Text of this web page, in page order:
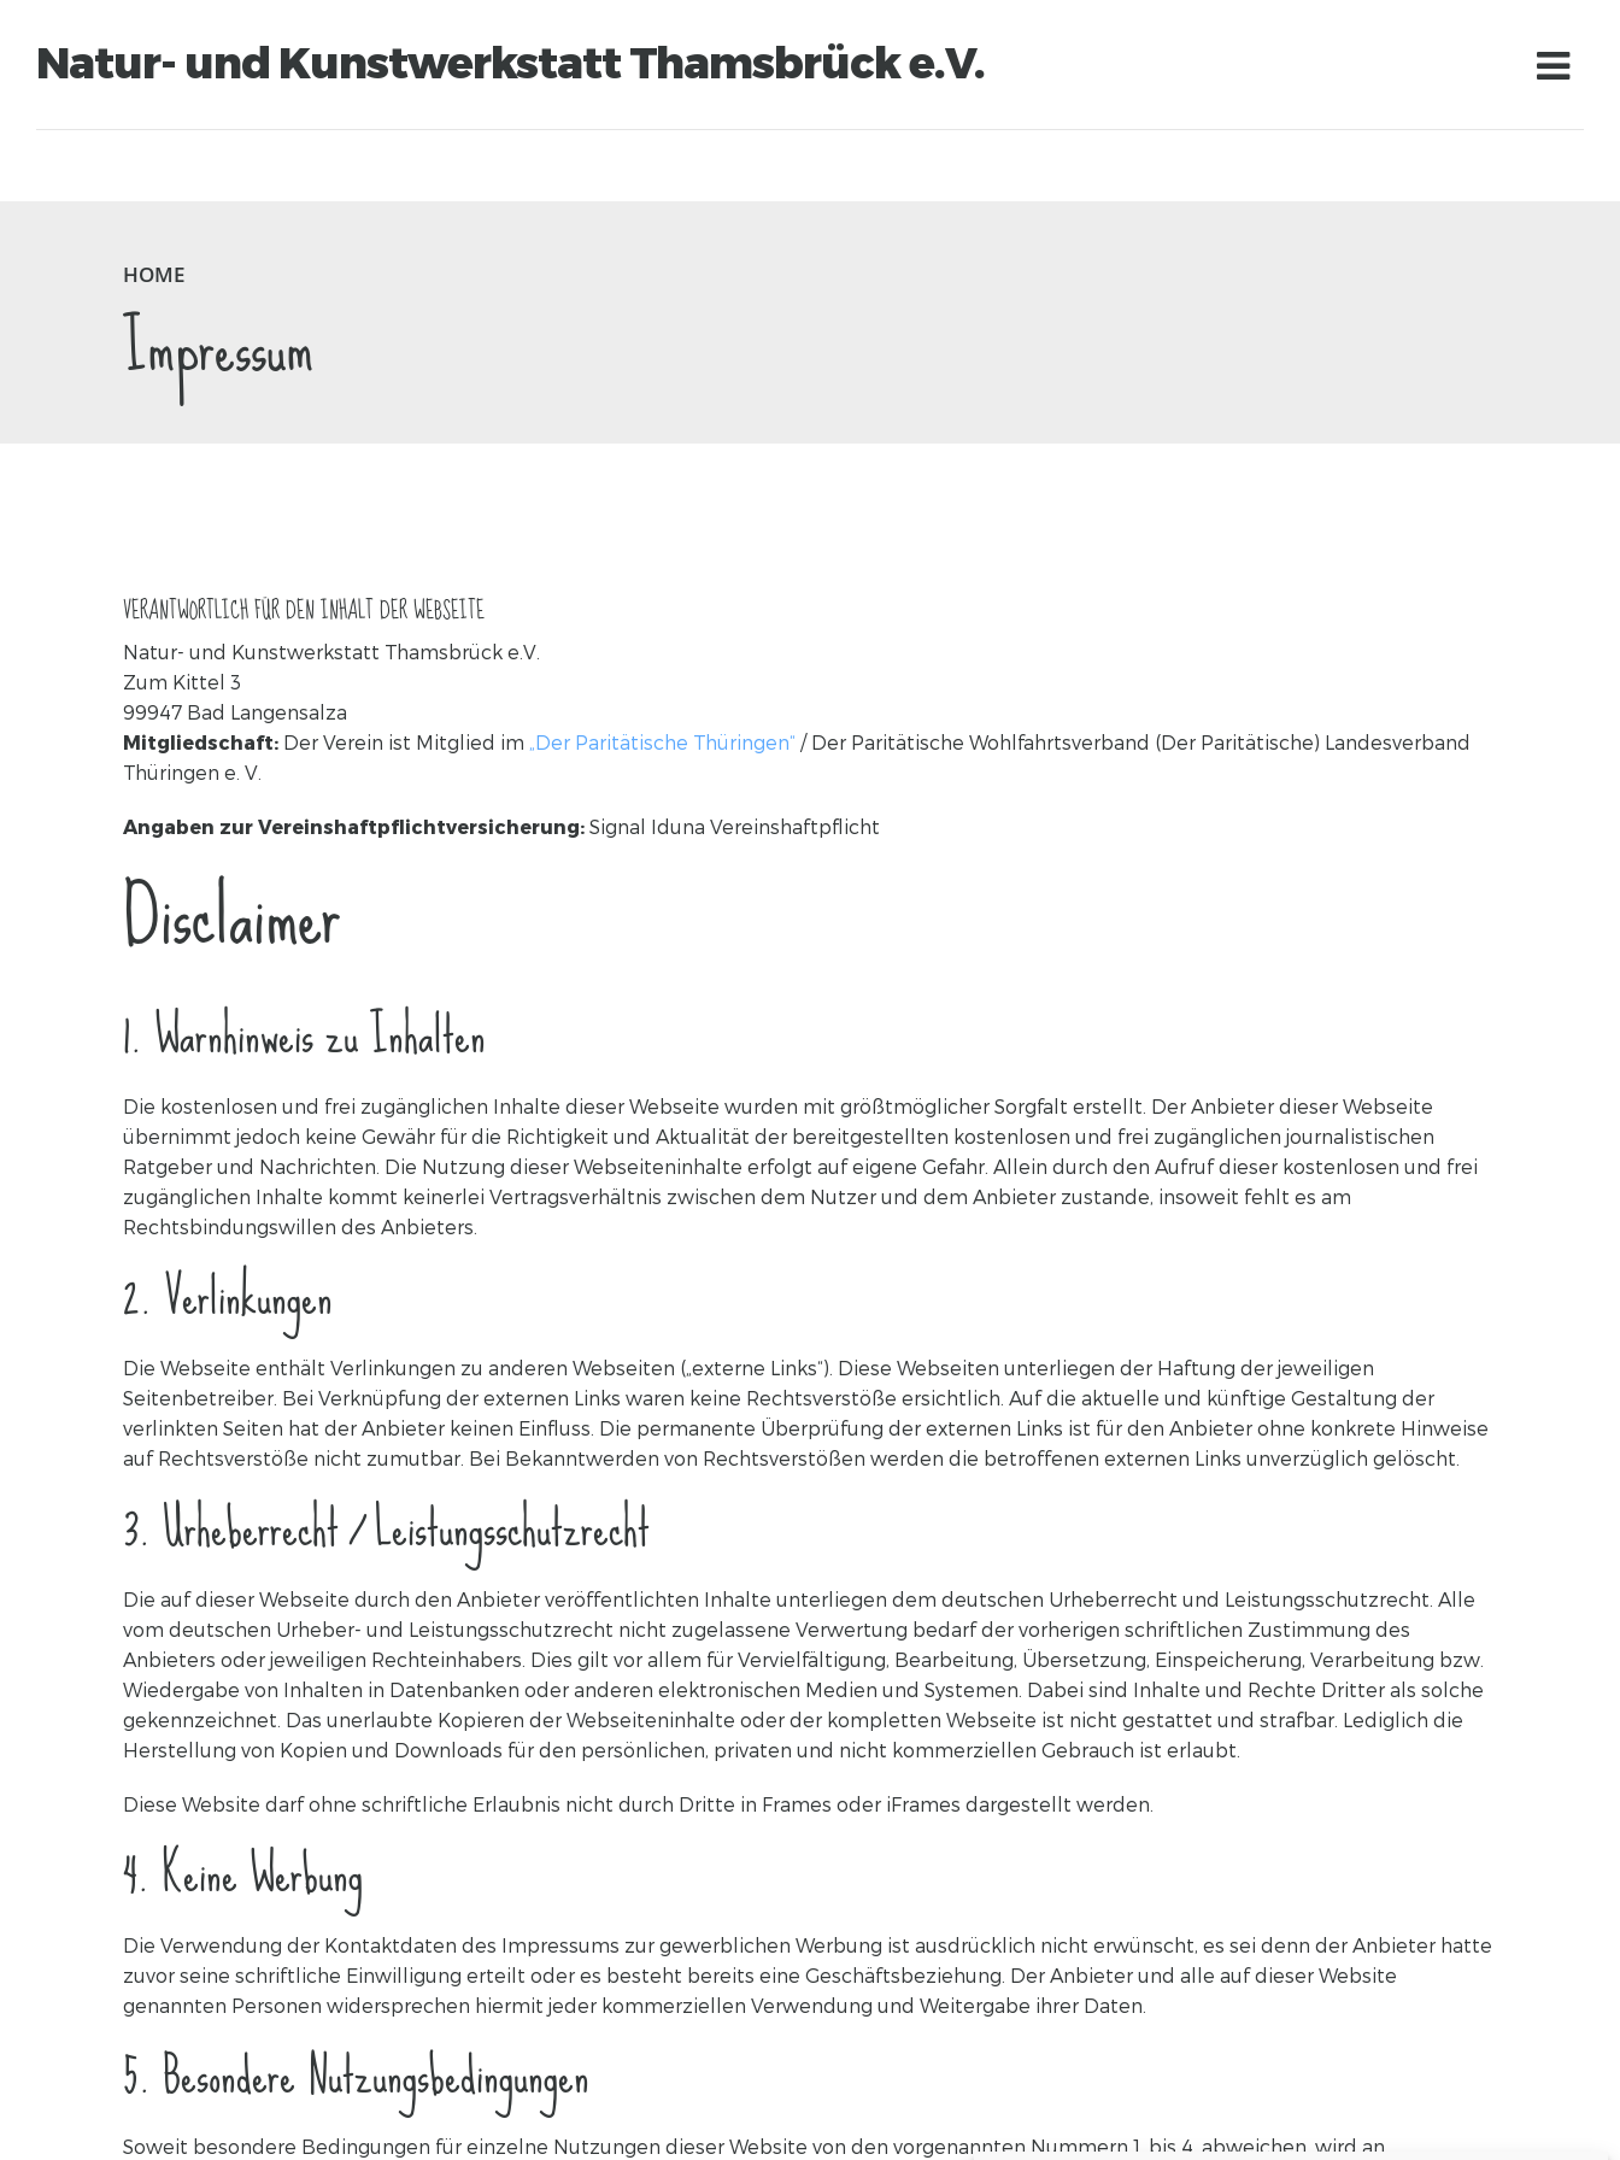
Natur- und Kunstwerkstatt Thamsbrück e.V.
HOME
Impressum
VERANTWORTLICH FÜR DEN INHALT DER WEBSEITE
Natur- und Kunstwerkstatt Thamsbrück e.V.
Zum Kittel 3
99947 Bad Langensalza
Mitgliedschaft: Der Verein ist Mitglied im „Der Paritätische Thüringen“ / Der Paritätische Wohlfahrtsverband (Der Paritätische) Landesverband
Thüringen e. V.
Angaben zur Vereinshaftpflichtversicherung: Signal Iduna Vereinshaftpflicht
Disclaimer
1. Warnhinweis zu Inhalten
Die kostenlosen und frei zugänglichen Inhalte dieser Webseite wurden mit größtmöglicher Sorgfalt erstellt. Der Anbieter dieser Webseite
übernimmt jedoch keine Gewähr für die Richtigkeit und Aktualität der bereitgestellten kostenlosen und frei zugänglichen journalistischen
Ratgeber und Nachrichten. Die Nutzung dieser Webseiteninhalte erfolgt auf eigene Gefahr. Allein durch den Aufruf dieser kostenlosen und frei
zugänglichen Inhalte kommt keinerlei Vertragsverhältnis zwischen dem Nutzer und dem Anbieter zustande, insoweit fehlt es am
Rechtsbindungswillen des Anbieters.
2. Verlinkungen
Die Webseite enthält Verlinkungen zu anderen Webseiten („externe Links“). Diese Webseiten unterliegen der Haftung der jeweiligen
Seitenbetreiber. Bei Verknüpfung der externen Links waren keine Rechtsverstöße ersichtlich. Auf die aktuelle und künftige Gestaltung der
verlinkten Seiten hat der Anbieter keinen Einfluss. Die permanente Überprüfung der externen Links ist für den Anbieter ohne konkrete Hinweise
auf Rechtsverstöße nicht zumutbar. Bei Bekanntwerden von Rechtsverstößen werden die betroffenen externen Links unverzüglich gelöscht.
3. Urheberrecht / Leistungsschutzrecht
Die auf dieser Webseite durch den Anbieter veröffentlichten Inhalte unterliegen dem deutschen Urheberrecht und Leistungsschutzrecht. Alle
vom deutschen Urheber- und Leistungsschutzrecht nicht zugelassene Verwertung bedarf der vorherigen schriftlichen Zustimmung des
Anbieters oder jeweiligen Rechteinhabers. Dies gilt vor allem für Vervielfältigung, Bearbeitung, Übersetzung, Einspeicherung, Verarbeitung bzw.
Wiedergabe von Inhalten in Datenbanken oder anderen elektronischen Medien und Systemen. Dabei sind Inhalte und Rechte Dritter als solche
gekennzeichnet. Das unerlaubte Kopieren der Webseiteninhalte oder der kompletten Webseite ist nicht gestattet und strafbar. Lediglich die
Herstellung von Kopien und Downloads für den persönlichen, privaten und nicht kommerziellen Gebrauch ist erlaubt.
Diese Website darf ohne schriftliche Erlaubnis nicht durch Dritte in Frames oder iFrames dargestellt werden.
4. Keine Werbung
Die Verwendung der Kontaktdaten des Impressums zur gewerblichen Werbung ist ausdrücklich nicht erwünscht, es sei denn der Anbieter hatte
zuvor seine schriftliche Einwilligung erteilt oder es besteht bereits eine Geschäftsbeziehung. Der Anbieter und alle auf dieser Website
genannten Personen widersprechen hiermit jeder kommerziellen Verwendung und Weitergabe ihrer Daten.
5. Besondere Nutzungsbedingungen
Soweit besondere Bedingungen für einzelne Nutzungen dieser Website von den vorgenannten Nummern 1. bis 4. abweichen, wird an